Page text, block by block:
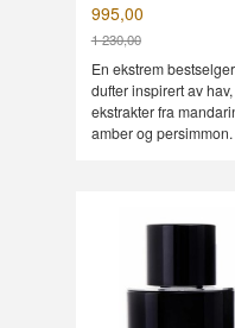
995,00
1 230,00
Rabatt
En ekstrem
dufter inspirert av
ekstrakter fra
amber og persimmon.